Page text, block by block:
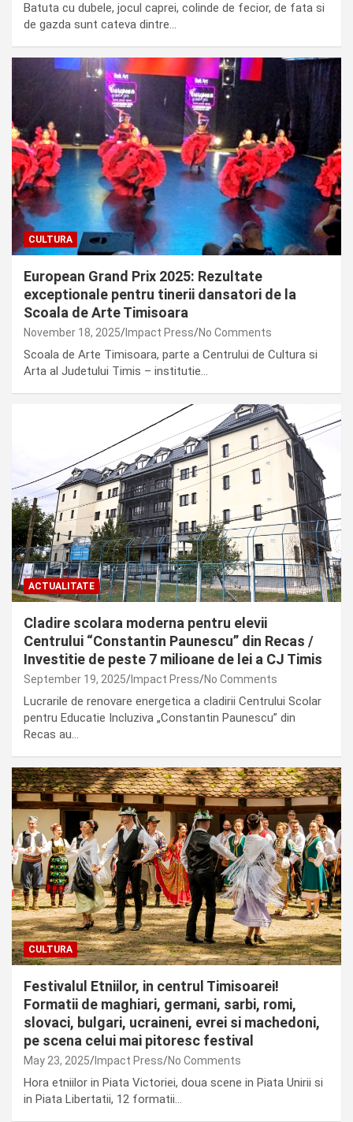
Batuta cu dubele, jocul caprei, colinde de fecior, de fata si
de gazda sunt cateva dintre…
CULTURA
European Grand Prix 2025: Rezultate
exceptionale pentru tinerii dansatori de la
Scoala de Arte Timisoara
November 18, 2025 Impact Press No Comments
Scoala de Arte Timisoara, parte a Centrului de Cultura si
Arta al Judetului Timis – institutie…
ACTUALITATE
Cladire scolara moderna pentru elevii
Centrului “Constantin Paunescu” din Recas /
Investitie de peste 7 milioane de lei a CJ Timis
September 19, 2025 Impact Press No Comments
Lucrarile de renovare energetica a cladirii Centrului Scolar
pentru Educatie Incluziva „Constantin Paunescu” din
Recas au…
CULTURA
Festivalul Etniilor, in centrul Timisoarei!
Formatii de maghiari, germani, sarbi, romi,
slovaci, bulgari, ucraineni, evrei si machedoni,
pe scena celui mai pitoresc festival
May 23, 2025 Impact Press No Comments
Hora etniilor in Piata Victoriei, doua scene in Piata Unirii si
in Piata Libertatii, 12 formatii…